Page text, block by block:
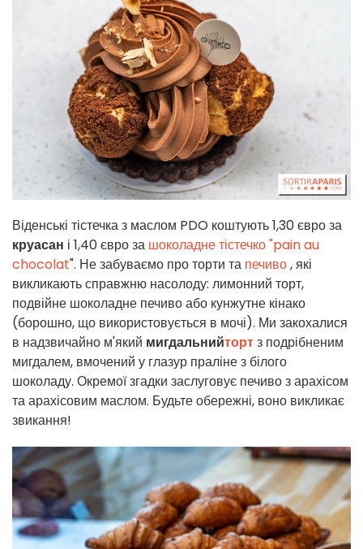
Віденські тістечка з маслом PDO коштують 1,30 євро за
круасан і 1,40 євро за шоколадне тістечко "pain au
chocolat". Не забуваємо про торти та печиво, які
викликають справжню насолоду: лимонний торт,
подвійне шоколадне печиво або кунжутне кінако
(борошно, що використовується в мочі). Ми закохалися
в надзвичайно м'який мигдальнийтортз подрібненим
мигдалем, вмочений у глазур праліне з білого
шоколаду. Окремої згадки заслуговує печиво з арахісом
та арахісовим маслом. Будьте обережні, воно викликає
звикання!